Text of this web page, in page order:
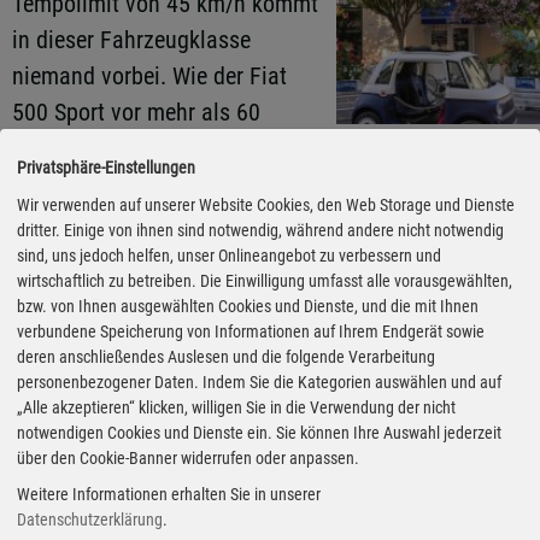
in dieser Fahrzeugklasse
niemand vorbei. Wie der Fiat
500 Sport vor mehr als 60
sportliche Topolino durch eine
farblich markierte Motorhaube
von den „zivilen Versionen“. Zur
Wahl stehen Weiß mit roten
Streifen, Blau mit weißen
Streifen, Gelb mit schwarzen
Streifen und Schwarz mit roten
Streifen. Außerdem besitzt der
Sport spezielle Zierleisten,
mattschwarze Felgen und Sport-
Privatsphäre-Einstellungen
Wir verwenden auf unserer Website Cookies, den Web Storage und Dienste
dritter. Einige von ihnen sind notwendig, während andere nicht notwendig
sind, uns jedoch helfen, unser Onlineangebot zu verbessern und
wirtschaftlich zu betreiben. Die Einwilligung umfasst alle vorausgewählten,
bzw. von Ihnen ausgewählten Cookies und Dienste, und die mit Ihnen
verbundene Speicherung von Informationen auf Ihrem Endgerät sowie
deren anschließendes Auslesen und die folgende Verarbeitung
personenbezogener Daten. Indem Sie die Kategorien auswählen und auf
„Alle akzeptieren“ klicken, willigen Sie in die Verwendung der nicht
notwendigen Cookies und Dienste ein. Sie können Ihre Auswahl jederzeit
über den Cookie-Banner widerrufen oder anpassen.
Weitere Informationen erhalten Sie in unserer
Datenschutzerklärung.